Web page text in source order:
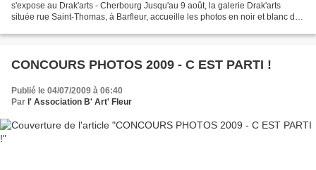
s'expose au Drak'arts - Cherbourg Jusqu'au 9 août, la galerie Drak'arts
située rue Saint-Thomas, à Barfleur, accueille les photos en noir et blanc de
CONCOURS PHOTOS 2009 - C EST PARTI !
Publié le 04/07/2009 à 06:40
Par l' Association B' Art' Fleur